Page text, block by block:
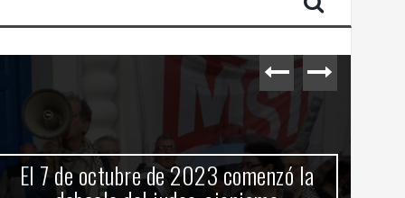
El 7 de octubre de 2023 comenzó la